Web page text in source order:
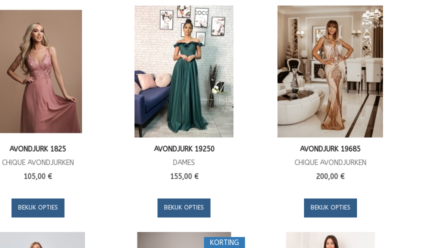
AVONDJURK 1825
CHIQUE AVONDJURKEN
105,00 €
BEKIJK OPTIES
AVONDJURK 19250
DAMES
155,00 €
BEKIJK OPTIES
AVONDJURK 19685
CHIQUE AVONDJURKEN
200,00 €
BEKIJK OPTIES
KORTING